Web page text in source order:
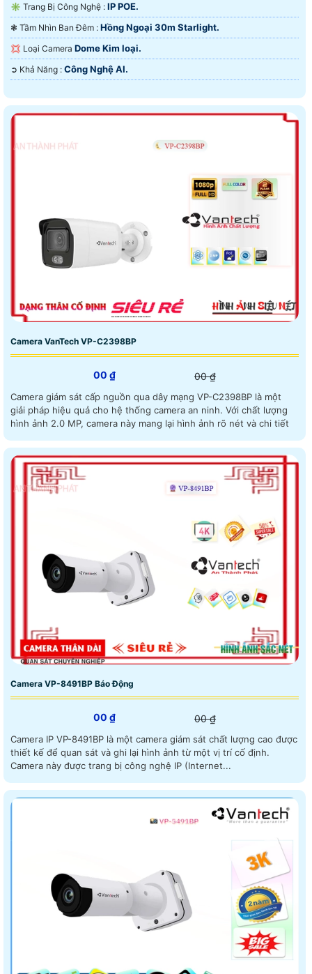
✳️ Trang Bị Công Nghệ : IP POE.
❃ Tầm Nhìn Ban Đêm : Hồng Ngoại 30m Starlight.
💢 Loại Camera Dome Kim loại.
️➲ Khả Năng : Công Nghệ AI.
Camera VanTech VP-C2398BP
00 ₫ 00 ₫
Camera giám sát cấp nguồn qua dây mạng VP-C2398BP là một
giải pháp hiệu quả cho hệ thống camera an ninh. Với chất lượng
hình ảnh 2.0 MP, camera này mang lại hình ảnh rõ nét và chi tiết
Camera VP-8491BP Báo Động
00 ₫ 00 ₫
Camera IP VP-8491BP là một camera giám sát chất lượng cao được
thiết kế để quan sát và ghi lại hình ảnh từ một vị trí cố định.
Camera này được trang bị công nghệ IP (Internet...